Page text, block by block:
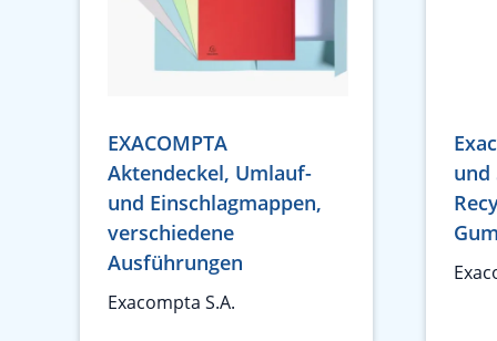
EXACOMPTA
Aktendeckel, Umlauf-
und Einschlagmappen,
verschiedene
Ausführungen
Exacompta S.A.
und